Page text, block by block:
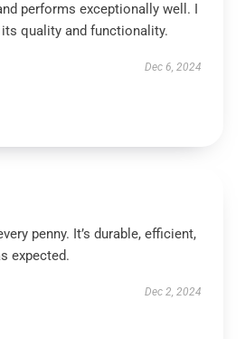
performs exceptionally well. I
quality and functionality.
Dec 6, 2024
penny. It’s durable, efficient,
expected.
Dec 2, 2024